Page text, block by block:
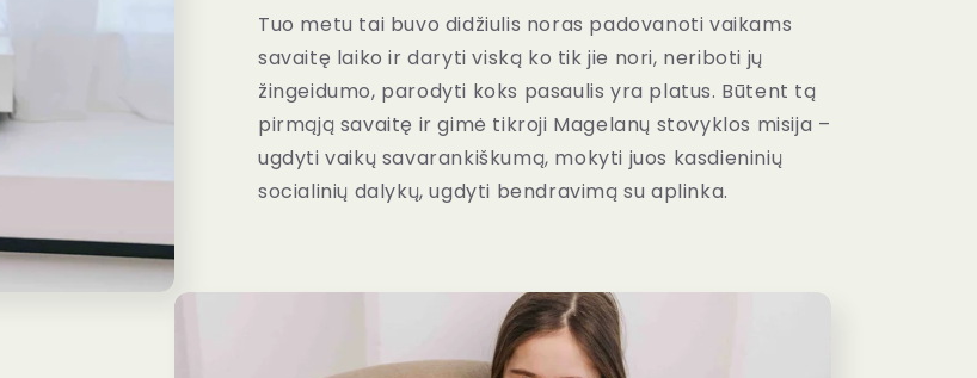
Tuo metu tai buvo didžiulis noras padovanoti vaikams
savaitę laiko ir daryti viską ko tik jie nori, neriboti jų
žingeidumo, parodyti koks pasaulis yra platus. Būtent tą
pirmąją savaitę ir gimė tikroji Magelanų stovyklos misija –
ugdyti vaikų savarankiškumą, mokyti juos kasdieninių
socialinių dalykų, ugdyti bendravimą su aplinka.